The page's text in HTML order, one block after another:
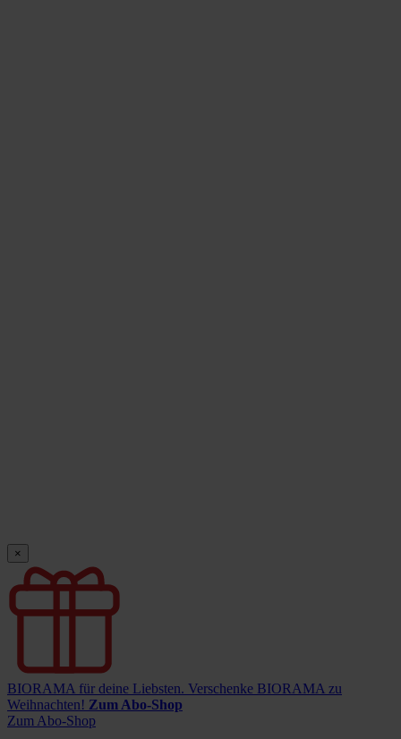
×
BIORAMA für deine Liebsten. Verschenke BIORAMA zu
Weihnachten! Zum Abo-Shop
Zum Abo-Shop